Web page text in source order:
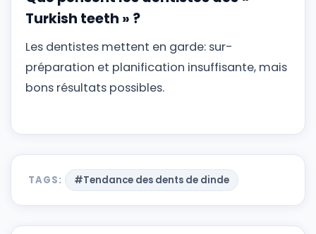
Turkish teeth » ?
Les dentistes mettent en garde: sur-
préparation et planification insuffisante, mais
bons résultats possibles.
TAGS: #Tendance des dents de dinde